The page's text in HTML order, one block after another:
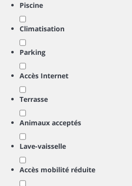
Piscine
Climatisation
Parking
Accès Internet
Terrasse
Animaux acceptés
Lave-vaisselle
Accès mobilité réduite